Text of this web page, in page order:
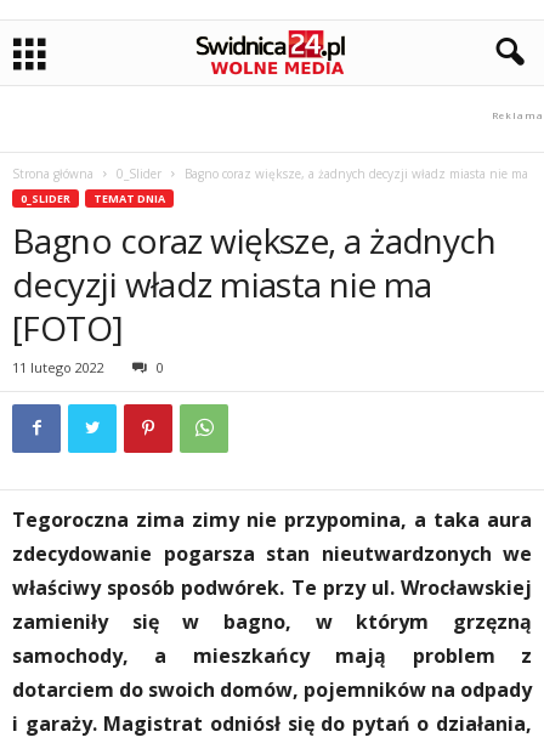
Strona główna 0_Slider Bagno coraz większe, a żadnych decyzji władz miasta nie ma
0_SLIDER TEMAT DNIA
Bagno coraz większe, a żadnych
decyzji władz miasta nie ma
[FOTO]
11 lutego 2022 0
Tegoroczna zima zimy nie przypomina, a taka aura
zdecydowanie pogarsza stan nieutwardzonych we
właściwy sposób podwórek. Te przy ul. Wrocławskiej
zamieniły się w bagno, w którym grzęzną
samochody, a mieszkańcy mają problem z
dotarciem do swoich domów, pojemników na odpady
i garaży. Magistrat odniósł się do pytań o działania,